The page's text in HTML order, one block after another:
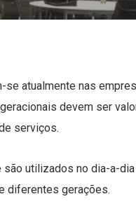
se atualmente nas
devem ser
serviços.
utilizados no dia-a-
diferentes gerações.